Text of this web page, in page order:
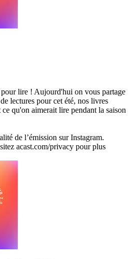
lire ! Aujourd'hui on vous partage
lectures pour cet été, nos livres
ce qu'on aimerait lire pendant la saison
de l’émission sur Instagram.
acast.com/privacy pour plus